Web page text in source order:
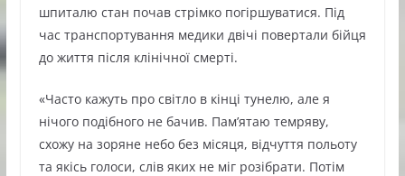
шпиталю стан почав стрімко погіршуватися. Під
час транспортування медики двічі повертали бійця
до життя після клінічної смерті.
«Часто кажуть про світло в кінці тунелю, але я
нічого подібного не бачив. Пам’ятаю темряву,
схожу на зоряне небо без місяця, відчуття польоту
та якісь голоси, слів яких не міг розібрати. Потім